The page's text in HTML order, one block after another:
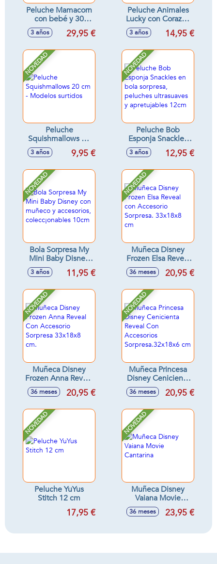
Peluche Mamacorn
con bebé y 30
sorpresas -
Modelos surtidos
3 años 29,95 €
Peluche Animales
Lucky con Corazón
80 Cm - Modelos
surtidos
3 años 14,95 €
NOVEDAD
Peluche
Squishmallows 20
cm - Modelos
surtidos
3 años 9,95 €
NOVEDAD
Peluche Bob
Esponja Snackles
en bola sorpresa,
peluches
apretujables 12cm
3 años 12,95 €
NOVEDAD
Bola Sorpresa My
Mini Baby Disney
con muñeco y
accesorios,
10cm
3 años 11,95 €
NOVEDAD
Muñeca Disney
Frozen Elsa Reveal
con Accesorio
Sorpresa. 33x18x8
36 meses 20,95 €
NOVEDAD
Muñeca Disney
Frozen Anna Reveal
Con Accesorio
Sorpresa 33x18x8
36 meses 20,95 €
NOVEDAD
Muñeca Princesa
Disney Cenicienta
Reveal Con
Accesorios
cm
36 meses 20,95 €
NOVEDAD
Peluche YuYus
Stitch 12 cm
17,95 €
NOVEDAD
Muñeca Disney
Vaiana Movie
Cantarina
36 meses 23,95 €